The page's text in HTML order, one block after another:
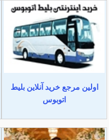
اولین مرجع خرید آنلاین بلیط
اتوبوس